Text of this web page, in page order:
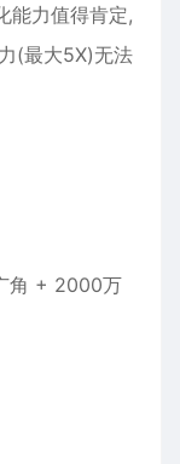
能力值得肯定,
(最大5X)无法
角 + 2000万